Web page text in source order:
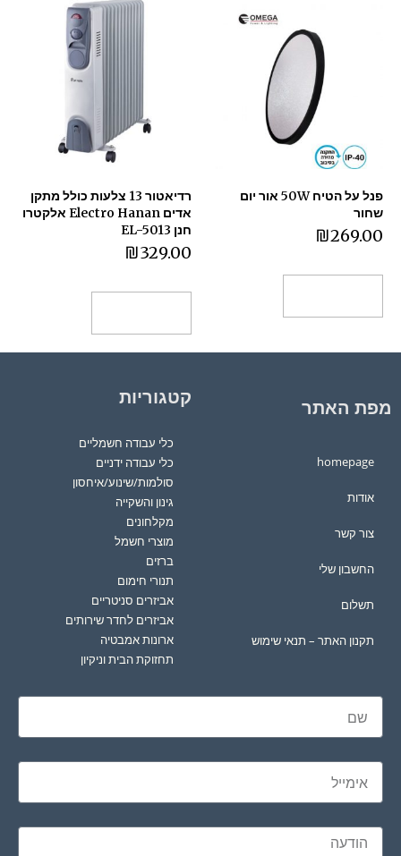
פנל על הטיח 50W אור יום
שחור
₪269.00
רדיאטור 13 צלעות כולל מתקן
אדים Electro Hanan אלקטרו
חנן EL-5013
₪329.00
מפת האתר
homepage
אודות
צור קשר
החשבון שלי
תשלום
תקנון האתר – תנאי שימוש
קטגוריות
כלי עבודה חשמליים
כלי עבודה ידניים
סולמות/שינוע/איחסון
גינון והשקייה
מקלחונים
מוצרי חשמל
ברזים
תנורי חימום
אביזרים סניטריים
אביזרים לחדר שירותים
ארונות אמבטיה
תחזוקת הבית וניקיון